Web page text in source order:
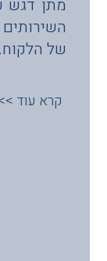
מתן דגש
של הלקוח.
קרא עוד